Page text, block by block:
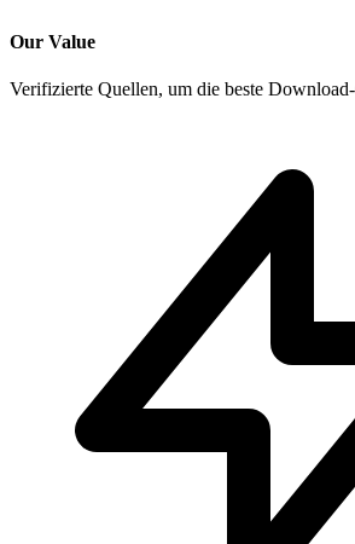
Our Value
Verifizierte Quellen, um die beste